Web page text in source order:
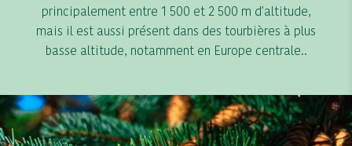
principalement entre 1 500 et 2 500 m d'altitude,
mais il est aussi présent dans des tourbières à plus
basse altitude, notamment en Europe centrale..